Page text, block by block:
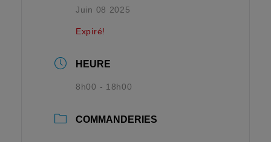
Juin 08 2025
Expiré!
HEURE
8h00 - 18h00
COMMANDERIES